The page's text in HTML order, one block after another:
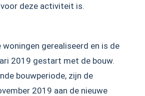
deze activiteit is.
woningen gerealiseerd en is de
2019 gestart met de bouw.
bouwperiode, zijn de
2019 aan de nieuwe